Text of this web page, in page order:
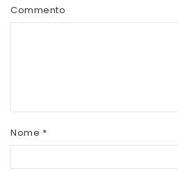
NATURAL POINT
PROLABS
RI.MA BENESSERE
Commento
Nome *